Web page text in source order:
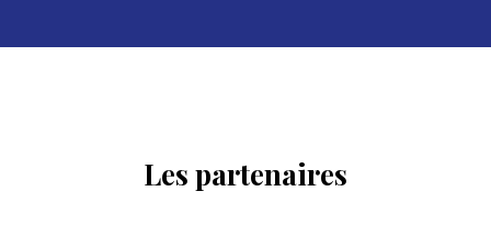
Les partenaires